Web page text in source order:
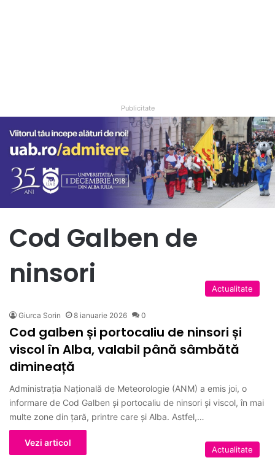
Publicitate
Cod Galben de
ninsori
Actualitate
Giurca Sorin 8 ianuarie 2026 0
Cod galben și portocaliu de ninsori și
viscol în Alba, valabil până sâmbătă
dimineață
Administrația Națională de Meteorologie (ANM) a emis joi, o
informare de Cod Galben și portocaliu de ninsori și viscol, în mai
multe zone din țară, printre care și Alba. Astfel,…
Vezi articol
Actualitate